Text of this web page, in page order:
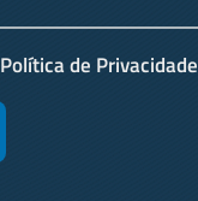
Política de Privacidade